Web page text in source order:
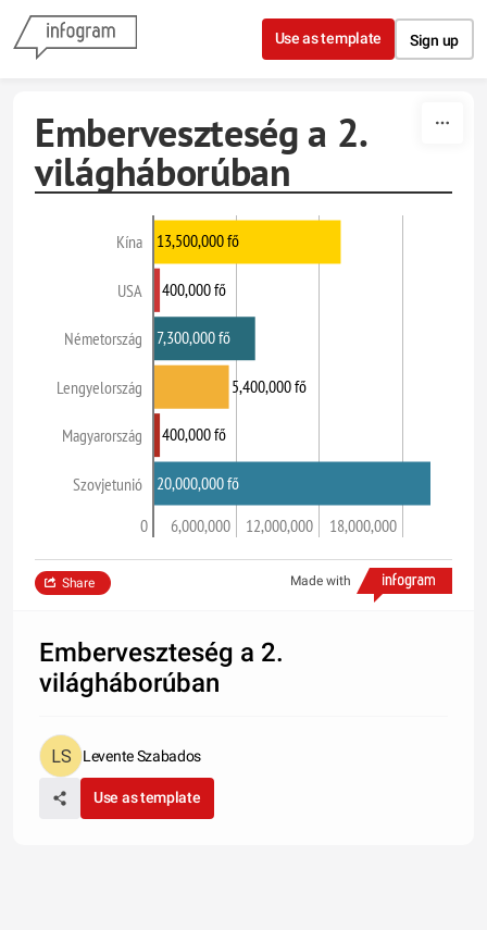
Skip to content
Use as template Sign up
Emberveszteség a 2.
világháborúban
Kína
USA
Németország
Lengyelország
Magyarország
Szovjetunió
0 6,000,000 12,000,000 18,000,000
13,500,000 fő
400,000 fő
7,300,000 fő
5,400,000 fő
400,000 fő
20,000,000 fő
Made with
Share
Emberveszteség a 2.
világháborúban
Levente Szabados
Use as template